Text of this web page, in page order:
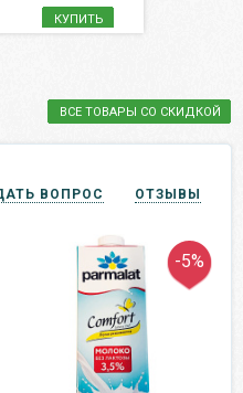
КУПИТЬ
ВСЕ ТОВАРЫ СО СКИДКОЙ
ВОПРОС ОТЗЫВЫ
-5%